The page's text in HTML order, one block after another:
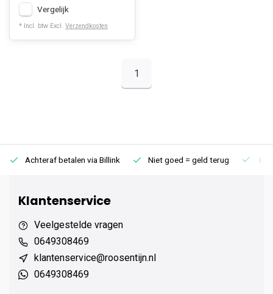
Vergelijk
* Incl. btw Excl. Verzendkosten
1
Achteraf betalen via Billink Niet goed = geld terug
Klantenservice
Veelgestelde vragen
0649308469
klantenservice@roosentijn.nl
0649308469